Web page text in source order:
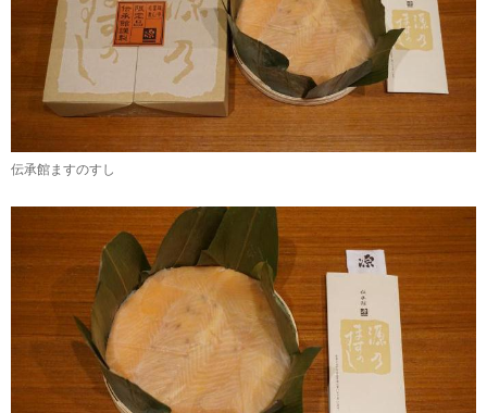
伝承館ますのすし